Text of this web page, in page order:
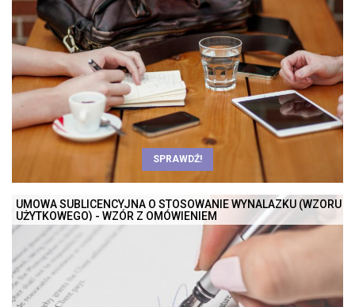
SPRAWDŹ!
UMOWA SUBLICENCYJNA O STOSOWANIE WYNALAZKU (WZORU
UŻYTKOWEGO) - WZÓR Z OMÓWIENIEM